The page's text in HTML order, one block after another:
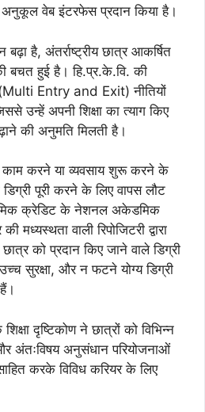
वेब इंटरफेस प्रदान किया है।
बढ़ा है, अंतर्राष्ट्रीय छात्र आकर्षित
बचत हुई है। हि.प्र.के.वि. की
(Multi Entry and Exit) नीतियों
उन्हें अपनी शिक्षा का त्याग किए
की अनुमति मिलती है।
काम करने या व्यवसाय शुरू करने के
पूरी करने के लिए वापस लौट
क्रेडिट के नेशनल अकेडमिक
मध्यस्थता वाली रिपोजिटरी द्वारा
को प्रदान किए जाने वाले डिग्री
सुरक्षा, और न फटने योग्य डिग्री
दृष्टिकोण ने छात्रों को विभिन्न
अंतःविषय अनुसंधान परियोजनाओं
करके विविध करियर के लिए